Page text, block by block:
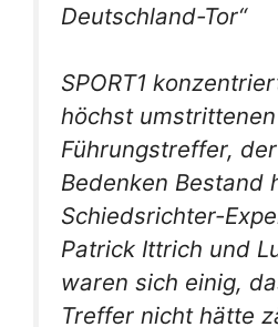
Deutschland-Tor“
SPORT1
höchst
Führungstreffer,
Bedenken Bestand
Schiedsrichter-
Patrick Ittrich und
waren sich einig,
Treffer nicht hätte